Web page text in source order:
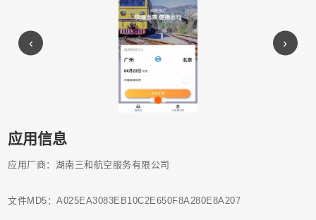
‹ ›
应用信息
应用厂商：湖南三和航空服务有限公司
文件MD5：A025EA3083EB10C2E650F8A280E8A207